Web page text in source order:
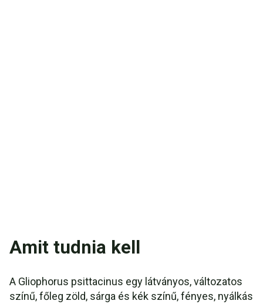
Amit tudnia kell
A Gliophorus psittacinus egy látványos, változatos
színű, főleg zöld, sárga és kék színű, fényes, nyálkás